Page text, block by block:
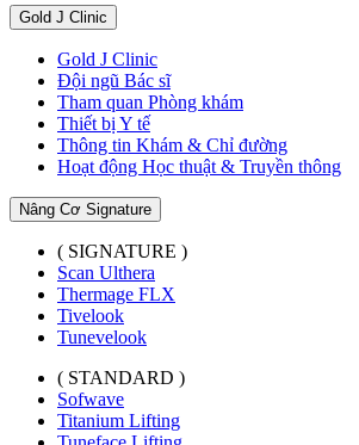
Gold J Clinic
Gold J Clinic
Đội ngũ Bác sĩ
Tham quan Phòng khám
Thiết bị Y tế
Thông tin Khám & Chỉ đường
Hoạt động Học thuật & Truyền thông
Nâng Cơ Signature
( SIGNATURE )
Scan Ulthera
Thermage FLX
Tivelook
Tunevelook
( STANDARD )
Sofwave
Titanium Lifting